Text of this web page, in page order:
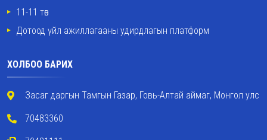
11-11 төв
Дотоод үйл ажиллагааны удирдлагын платформ
ХОЛБОО БАРИХ
Засаг даргын Тамгын Газар, Говь-Алтай аймаг, Монгол улс
70483360